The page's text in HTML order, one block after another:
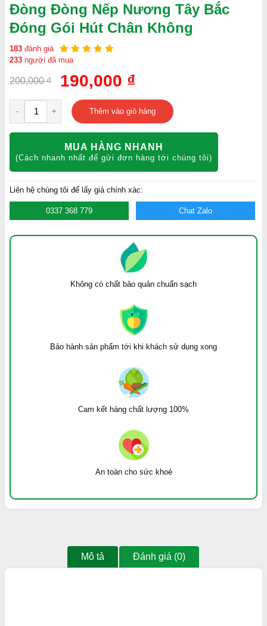
Đòng Đòng Nếp Nương Tây Bắc
Đóng Gói Hút Chân Không
183 đánh giá
233 người đã mua
200,000₫ 190,000 ₫
- + Thêm vào giỏ hàng
MUA HÀNG NHANH
(Cách nhanh nhất để gửi đơn hàng tới chúng tôi)
Liên hệ chúng tôi để lấy giá chính xác:
0337 368 779 Chat Zalo
Không có chất bảo quản chuẩn sạch
Bảo hành sản phẩm tới khi khách sử dụng xong
Cam kết hàng chất lượng 100%
An toàn cho sức khoẻ
Mô tả Đánh giá (0)